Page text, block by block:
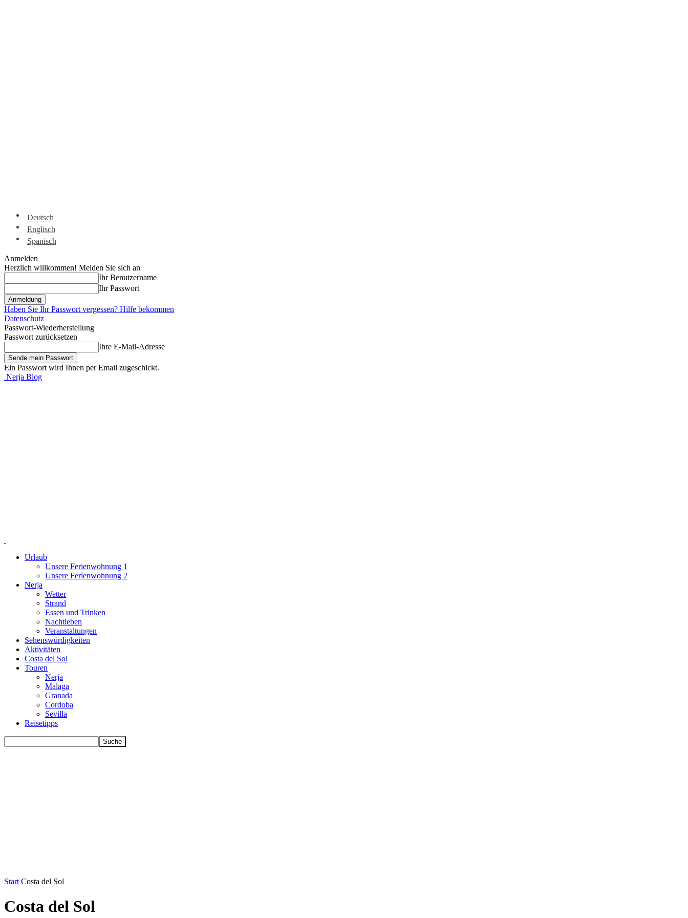
Deutsch
Englisch
Spanisch
Anmelden
Herzlich willkommen! Melden Sie sich an
Ihr Benutzername
Ihr Passwort
Haben Sie Ihr Passwort vergessen? Hilfe bekommen
Datenschutz
Passwort-Wiederherstellung
Passwort zurücksetzen
Ihre E-Mail-Adresse
Ein Passwort wird Ihnen per Email zugeschickt.
Nerja Blog
Urlaub
Unsere Ferienwohnung 1
Unsere Ferienwohnung 2
Nerja
Wetter
Strand
Essen und Trinken
Nachtleben
Veranstaltungen
Sehenswürdigkeiten
Aktivitäten
Costa del Sol
Touren
Nerja
Malaga
Granada
Cordoba
Sevilla
Reisetipps
Start Costa del Sol
Costa del Sol